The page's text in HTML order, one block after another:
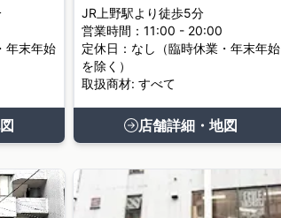
年末年始
JR上野駅より徒歩5分
営業時間：11:00 - 20:00
定休日：なし（臨時休業・年末年始
を除く）
取扱商材: すべて
店舗詳細・地図